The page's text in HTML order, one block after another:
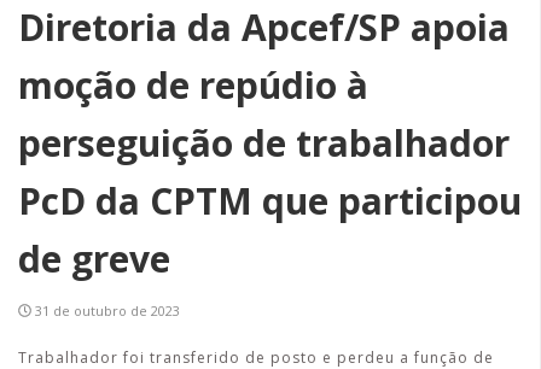
Diretoria da Apcef/SP apoia
moção de repúdio à
perseguição de trabalhador
PcD da CPTM que participou
de greve
31 de outubro de 2023
Trabalhador foi transferido de posto e perdeu a função de